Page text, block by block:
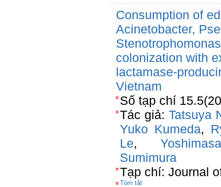
Consumption of
Acinetobacter,
colonization with
lactamase-
Vietnam
Số tạp chí
Tác giả: Tatsuya
Yuko Kumeda,
Le,
Sumimura
Tạp chí: Journal
Tóm tắt